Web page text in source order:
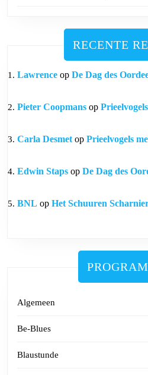
RECENTE
Lawrence op De Dag des
Pieter Coopmans op
Carla Desmet op Prieelvogels
Edwin Staps op De Dag des
BNL op Het Schuuren
Algemeen
Be-Blues
Blaustunde